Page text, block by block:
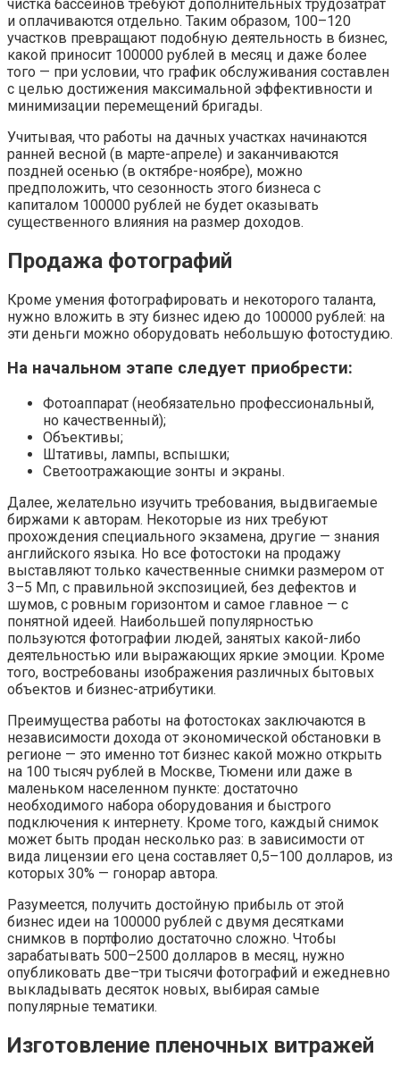
чистка бассейнов требуют дополнительных трудозатрат
и оплачиваются отдельно. Таким образом, 100–120
участков превращают подобную деятельность в бизнес,
какой приносит 100000 рублей в месяц и даже более
того — при условии, что график обслуживания составлен
с целью достижения максимальной эффективности и
минимизации перемещений бригады.
Учитывая, что работы на дачных участках начинаются
ранней весной (в марте-апреле) и заканчиваются
поздней осенью (в октябре-ноябре), можно
предположить, что сезонность этого бизнеса с
капиталом 100000 рублей не будет оказывать
существенного влияния на размер доходов.
Продажа фотографий
Кроме умения фотографировать и некоторого таланта,
нужно вложить в эту бизнес идею до 100000 рублей: на
эти деньги можно оборудовать небольшую фотостудию.
На начальном этапе следует приобрести:
Фотоаппарат (необязательно профессиональный,
но качественный);
Объективы;
Штативы, лампы, вспышки;
Светоотражающие зонты и экраны.
Далее, желательно изучить требования, выдвигаемые
биржами к авторам. Некоторые из них требуют
прохождения специального экзамена, другие — знания
английского языка. Но все фотостоки на продажу
выставляют только качественные снимки размером от
3–5 Мп, с правильной экспозицией, без дефектов и
шумов, с ровным горизонтом и самое главное — с
понятной идеей. Наибольшей популярностью
пользуются фотографии людей, занятых какой-либо
деятельностью или выражающих яркие эмоции. Кроме
того, востребованы изображения различных бытовых
объектов и бизнес-атрибутики.
Преимущества работы на фотостоках заключаются в
независимости дохода от экономической обстановки в
регионе — это именно тот бизнес какой можно открыть
на 100 тысяч рублей в Москве, Тюмени или даже в
маленьком населенном пункте: достаточно
необходимого набора оборудования и быстрого
подключения к интернету. Кроме того, каждый снимок
может быть продан несколько раз: в зависимости от
вида лицензии его цена составляет 0,5–100 долларов, из
которых 30% — гонорар автора.
Разумеется, получить достойную прибыль от этой
бизнес идеи на 100000 рублей с двумя десятками
снимков в портфолио достаточно сложно. Чтобы
зарабатывать 500–2500 долларов в месяц, нужно
опубликовать две–три тысячи фотографий и ежедневно
выкладывать десяток новых, выбирая самые
популярные тематики.
Изготовление пленочных витражей